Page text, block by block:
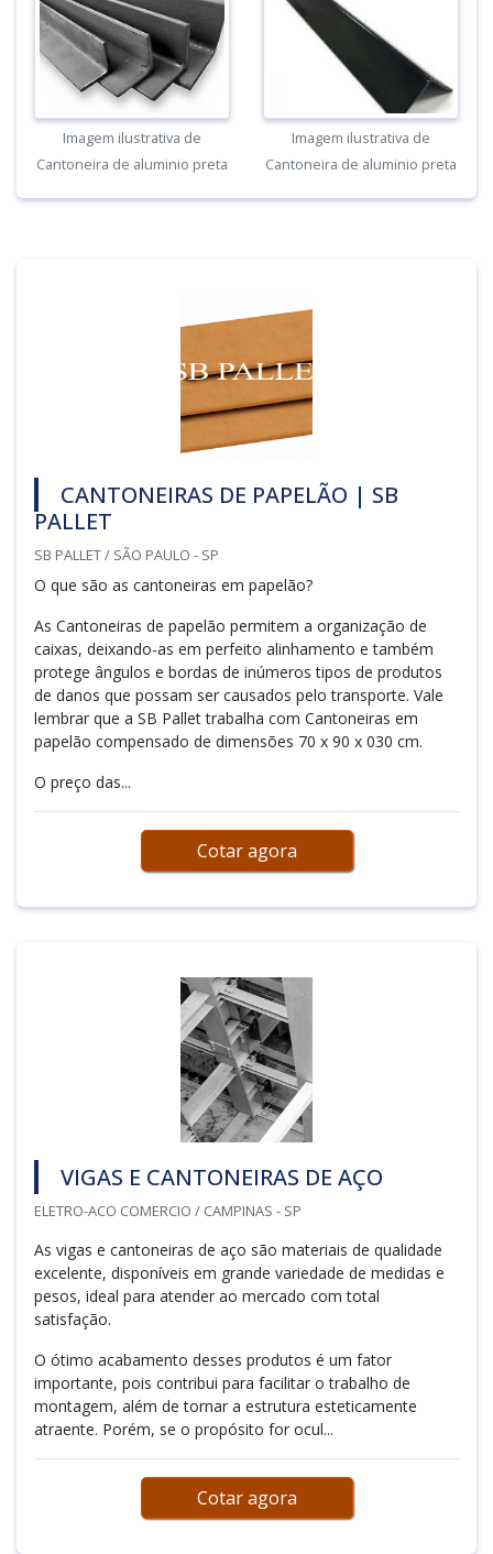
Imagem ilustrativa de
Cantoneira de aluminio preta
Imagem ilustrativa de
Cantoneira de aluminio preta
CANTONEIRAS DE PAPELÃO | SB
PALLET
SB PALLET / SÃO PAULO - SP
O que são as cantoneiras em papelão?
As Cantoneiras de papelão permitem a organização de
caixas, deixando-as em perfeito alinhamento e também
protege ângulos e bordas de inúmeros tipos de produtos
de danos que possam ser causados pelo transporte. Vale
lembrar que a SB Pallet trabalha com Cantoneiras em
papelão compensado de dimensões 70 x 90 x 030 cm.
O preço das...
Cotar agora
VIGAS E CANTONEIRAS DE AÇO
ELETRO-ACO COMERCIO / CAMPINAS - SP
As vigas e cantoneiras de aço são materiais de qualidade
excelente, disponíveis em grande variedade de medidas e
pesos, ideal para atender ao mercado com total
satisfação.
O ótimo acabamento desses produtos é um fator
importante, pois contribui para facilitar o trabalho de
montagem, além de tornar a estrutura esteticamente
atraente. Porém, se o propósito for ocul...
Cotar agora